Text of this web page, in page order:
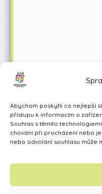
Abychom poskytli co nejlepší
přístupu k informacím o
Souhlas s těmito
chování při procházení nebo
nebo odvolání souhlasu může